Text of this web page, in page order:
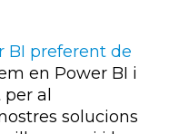
BI preferent de
en Power BI i
al
solucions